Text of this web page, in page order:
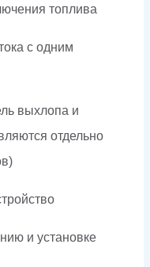
топлива
с одним
выхлопа и
отдельно
и установке